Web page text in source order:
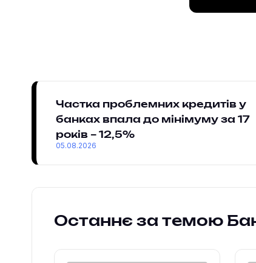
Частка проблемних кредитів у
банках впала до мінімуму за 17
років – 12,5%
05.08.2026
Останнє за темою